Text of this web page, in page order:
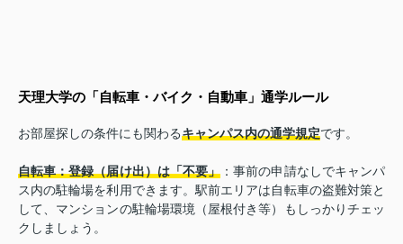
天理大学の「自転車・バイク・自動車」通学ルール
お部屋探しの条件にも関わるキャンパス内の通学規定です。
自転車：登録（届け出）は「不要」 ：事前の申請なしでキャンパ
ス内の駐輪場を利用できます。駅前エリアは自転車の盗難対策と
して、マンションの駐輪場環境（屋根付き等）もしっかりチェッ
クしましょう。